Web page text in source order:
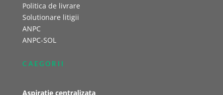
Politica de livrare
Solutionare litigii
ANPC
ANPC-SOL
CAEGORII
Aspiratie centralizata